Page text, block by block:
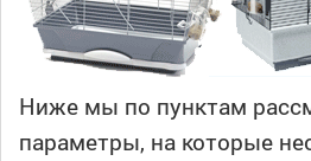
Ниже мы по пунктам
параметры, на которые